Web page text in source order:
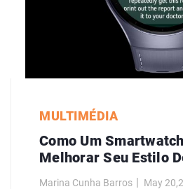
MULTIMÉDIA
Como Um
Melhorar Seu Estilo
Marina Cunha Barros May